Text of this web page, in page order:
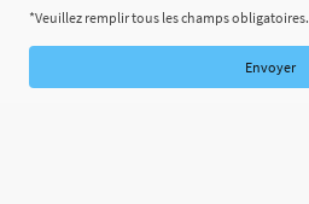
*Veuillez remplir tous les champs obligatoires.
Envoyer